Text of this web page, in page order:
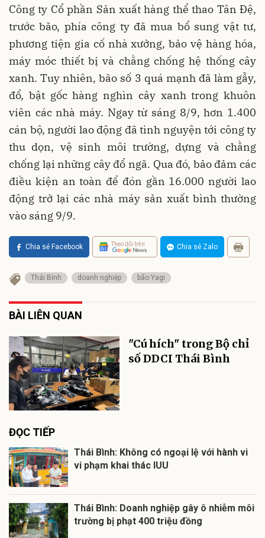
Công ty Cổ phần Sản xuất hàng thể thao Tân Đệ,
trước bão, phía công ty đã mua bổ sung vật tư,
phương tiện gia cố nhà xưởng, bảo vệ hàng hóa,
máy móc thiết bị và chằng chống hệ thống cây
xanh. Tuy nhiên, bão số 3 quá mạnh đã làm gẫy,
đổ, bật gốc hàng nghìn cây xanh trong khuôn
viên các nhà máy. Ngay từ sáng 8/9, hơn 1.400
cán bộ, người lao động đã tình nguyện tới công ty
thu dọn, vệ sinh môi trường, dựng và chằng
chống lại những cây đổ ngã. Qua đó, bảo đảm các
điều kiện an toàn để đón gần 16.000 người lao
động trở lại các nhà máy sản xuất bình thường
vào sáng 9/9.
Chia sẻ Facebook Theo dõi trên Chia sẻ Zalo
Thái Bình doanh nghiệp bão Yagi
BÀI LIÊN QUAN
"Cú hích" trong Bộ chỉ
số DDCI Thái Bình
ĐỌC TIẾP
Thái Bình: Không có ngoại lệ với hành vi
vi phạm khai thác IUU
Thái Bình: Doanh nghiệp gây ô nhiễm môi
trường bị phạt 400 triệu đồng